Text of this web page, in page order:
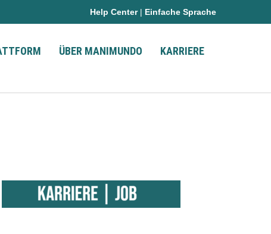
Help Center| Einfache Sprache
ÜBER MANIMUNDO KARRIERE